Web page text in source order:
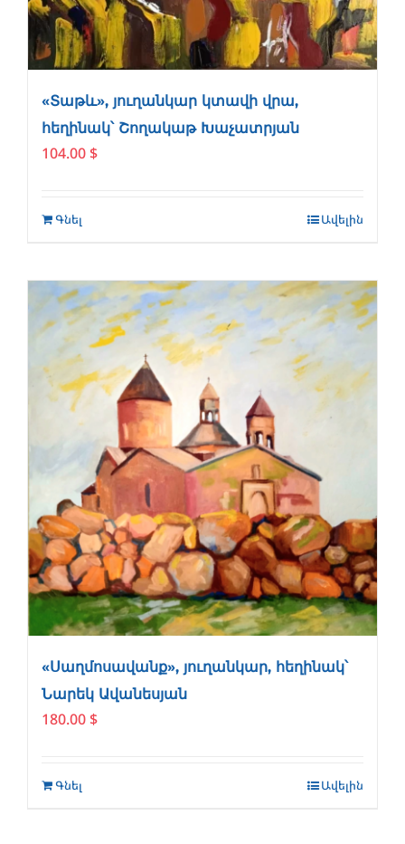
«Տաթև», յուղանկար կտավի վրա,
հեղինակ՝ Շողակաթ Խաչատրյան
104.00 $
Գնել Ավելին
«Սաղմոսավանք», յուղանկար, հեղինակ՝
Նարեկ Ավանեսյան
180.00 $
Գնել Ավելին